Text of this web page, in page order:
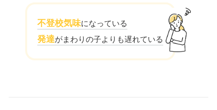
不登校気味になっている
発達がまわりの子よりも遅れている